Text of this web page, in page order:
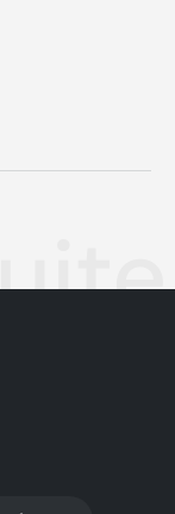
TMAVÝ REŽIM